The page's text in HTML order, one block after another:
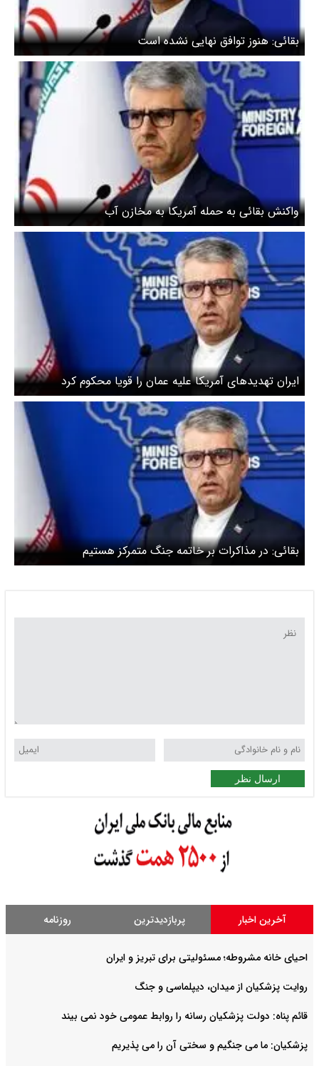
بقائی: هنوز توافق نهایی نشده است
واکنش بقائی به حمله آمریکا به مخازن آب
ایران تهدیدهای آمریکا علیه عمان را قویا محکوم کرد
بقائی: در مذاکرات بر خاتمه جنگ متمرکز هستیم
ارسال نظر
آخرین اخبار پربازدیدترین روزنامه
احیای خانه مشروطه؛ مسئولیتی برای تبریز و ایران
روایت‌ پزشکیان از میدان، دیپلماسی و جنگ
قائم پناه: دولت پزشکیان رسانه را روابط عمومی خود نمی بیند
پزشکیان: ما می جنگیم و سختی آن را می پذیریم